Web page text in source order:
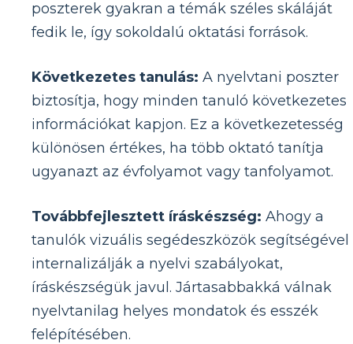
poszterek gyakran a témák széles skáláját
fedik le, így sokoldalú oktatási források.
Következetes tanulás: A nyelvtani poszter
biztosítja, hogy minden tanuló következetes
információkat kapjon. Ez a következetesség
különösen értékes, ha több oktató tanítja
ugyanazt az évfolyamot vagy tanfolyamot.
Továbbfejlesztett íráskészség: Ahogy a
tanulók vizuális segédeszközök segítségével
internalizálják a nyelvi szabályokat,
íráskészségük javul. Jártasabbakká válnak
nyelvtanilag helyes mondatok és esszék
felépítésében.